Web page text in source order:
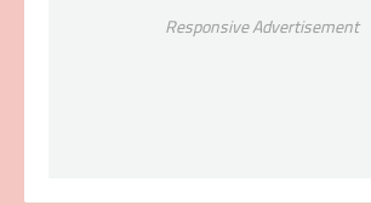
Responsive Advertisement